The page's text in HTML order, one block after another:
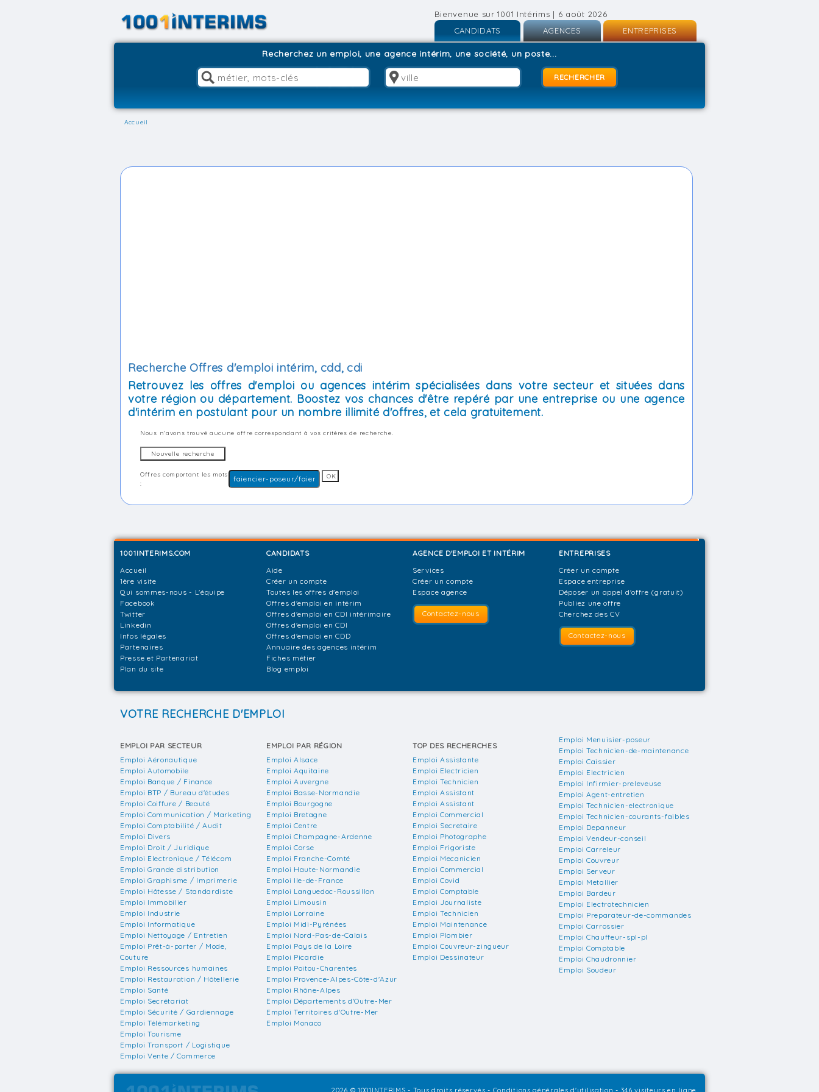
Bienvenue sur 1001 Intérims | 6 août 2026
CANDIDATS
Inscription
AGENCES
Inscription
Connexion
ENTREPRISES
Recherchez un emploi, une agence intérim, une société, un poste...
Accueil
Recherche Offres d'emploi intérim, cdd, cdi
Retrouvez les offres d'emploi ou agences intérim spécialisées dans votre secteur et situées dans
votre région ou département. Boostez vos chances d'être repéré par une entreprise ou une agence
d'intérim en postulant pour un nombre illimité d'offres, et cela gratuitement.
Nous n'avons trouvé aucune offre correspondant à vos critères de recherche.
Offres comportant les mots
:
1001INTERIMS.COM
Accueil
1ère visite
Qui sommes-nous - L'équipe
Facebook
Twitter
Linkedin
Infos légales
Partenaires
Presse et Partenariat
Plan du site
CANDIDATS
Aide
Créer un compte
Toutes les offres d'emploi
Offres d'emploi en intérim
Offres d'emploi en CDI intérimaire
Offres d'emploi en CDI
Offres d'emploi en CDD
Annuaire des agences intérim
Fiches métier
Blog emploi
AGENCE D'EMPLOI ET INTÉRIM
Services
Créer un compte
Espace agence
Contactez-nous
ENTREPRISES
Créer un compte
Espace entreprise
Déposer un appel d'offre (gratuit)
Publiez une offre
Cherchez des CV
Contactez-nous
VOTRE RECHERCHE D'EMPLOI
EMPLOI PAR SECTEUR
Emploi Aéronautique
Emploi Automobile
Emploi Banque / Finance
Emploi BTP / Bureau d'études
Emploi Coiffure / Beauté
Emploi Communication / Marketing
Emploi Comptabilité / Audit
Emploi Divers
Emploi Droit / Juridique
Emploi Electronique / Télécom
Emploi Grande distribution
Emploi Graphisme / Imprimerie
Emploi Hôtesse / Standardiste
Emploi Immobilier
Emploi Industrie
Emploi Informatique
Emploi Nettoyage / Entretien
Emploi Prêt-à-porter / Mode,
Couture
Emploi Ressources humaines
Emploi Restauration / Hôtellerie
Emploi Santé
Emploi Secrétariat
Emploi Sécurité / Gardiennage
Emploi Télémarketing
Emploi Tourisme
Emploi Transport / Logistique
Emploi Vente / Commerce
EMPLOI PAR RÉGION
Emploi Alsace
Emploi Aquitaine
Emploi Auvergne
Emploi Basse-Normandie
Emploi Bourgogne
Emploi Bretagne
Emploi Centre
Emploi Champagne-Ardenne
Emploi Corse
Emploi Franche-Comté
Emploi Haute-Normandie
Emploi Ile-de-France
Emploi Languedoc-Roussillon
Emploi Limousin
Emploi Lorraine
Emploi Midi-Pyrénées
Emploi Nord-Pas-de-Calais
Emploi Pays de la Loire
Emploi Picardie
Emploi Poitou-Charentes
Emploi Provence-Alpes-Côte-d'Azur
Emploi Rhône-Alpes
Emploi Départements d'Outre-Mer
Emploi Territoires d'Outre-Mer
Emploi Monaco
TOP DES RECHERCHES
Emploi Assistante
Emploi Electricien
Emploi Technicien
Emploi Assistant
Emploi Assistant
Emploi Commercial
Emploi Secretaire
Emploi Photographe
Emploi Frigoriste
Emploi Mecanicien
Emploi Commercial
Emploi Covid
Emploi Comptable
Emploi Journaliste
Emploi Technicien
Emploi Maintenance
Emploi Plombier
Emploi Couvreur-zingueur
Emploi Dessinateur
Emploi Menuisier-poseur
Emploi Technicien-de-maintenance
Emploi Caissier
Emploi Electricien
Emploi Infirmier-preleveuse
Emploi Agent-entretien
Emploi Technicien-electronique
Emploi Technicien-courants-faibles
Emploi Depanneur
Emploi Vendeur-conseil
Emploi Carreleur
Emploi Couvreur
Emploi Serveur
Emploi Metallier
Emploi Bardeur
Emploi Electrotechnicien
Emploi Preparateur-de-commandes
Emploi Carrossier
Emploi Chauffeur-spl-pl
Emploi Comptable
Emploi Chaudronnier
Emploi Soudeur
2026 © 1001INTERIMS - Tous droits réservés - Conditions générales d'utilisation - 346 visiteurs en ligne